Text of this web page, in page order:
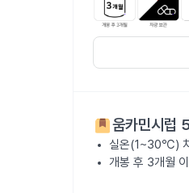
움카민시럽
실온(1~30℃)
개봉 후 3개월